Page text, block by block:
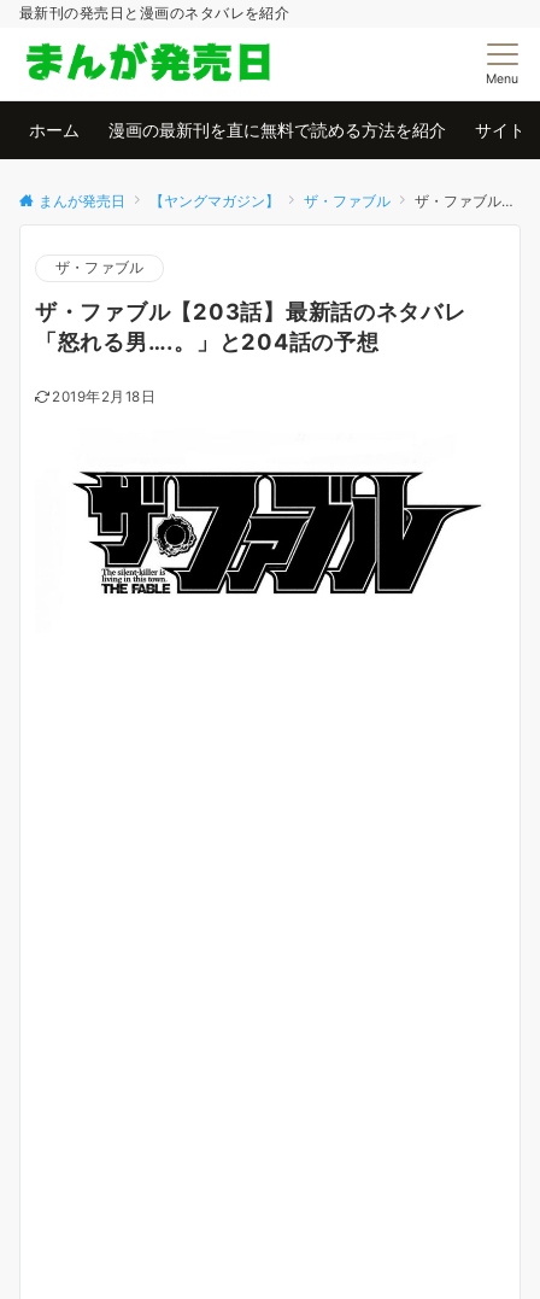
最新刊の発売日と漫画のネタバレを紹介
Menu
ホーム 漫画の最新刊を直に無料で読める方法を紹介 サイト
まんが発売日 【ヤングマガジン】 ザ・ファブル ザ・ファブル【203話】最新話のネタバレ「怒れる男….。」と204話の予想
ザ・ファブル
ザ・ファブル【203話】最新話のネタバレ
「怒れる男….。」と204話の予想
2019年2月18日